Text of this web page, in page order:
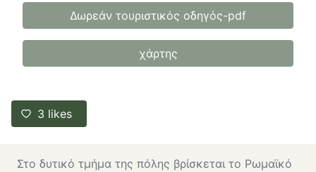
Δωρεάν τουριστικός οδηγός-pdf
χάρτης
3 likes
Στο δυτικό τμήμα της πόλης βρίσκεται το Ρωμαϊκό